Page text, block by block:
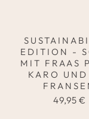
EDITION -
MIT FRAAS
KARO
49,95 €